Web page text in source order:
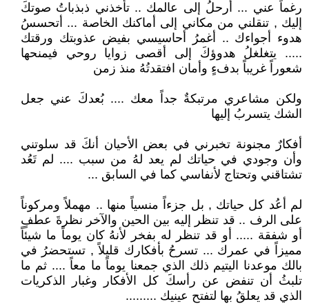
رغماً عني ... أرحلُ إلى عالمك .. تأخذني ذبذباتُ صوتكَ
إليك , تنقلني من مكاني إلى أماكنك الخاصة ... أتحسسُ
هدوء أجواءك .. أغمرُ أحاسيسي بفيض عذوبتك ورقتك
..... يتغلغلُ هدوؤكَ إلى أقصى زوايا روحي فيمنحها
شعوراً غريباً بدفءٍ وأمان افتقدتُهُ منذ زمن
ولكن مشاعري مرتبكةٌ جداً معك .... بُعدكَ عني جعل
الشك يتسربُ إليها
أفكارٌ مجنونة تخبرني في بعض الأحيان أنكَ قد سلوتني
وأن وجودي في حياتك لم يعد لهُ من سبب .... لم تَعُد
تشتاقني وتحتاج لأنفاسي كما في السابق ...
لم أعُد كل حياتك , بل جزءاً منسياً منها .. مهملاً ومركوناً
على الرف .. قد تنظر إليه بين الحين والآخر نظرةَ عطفٍ
أو شفقة ..... أو قد تنظر له بفخر لأنهُ كان يوماً ما شيئاً
مميزاً في عمرك ... تسرحُ بأفكارك قليلاً , تستحضرُ في
بالك موعدنا اليتيم ذلك الذي جمعنا يوماً ما معاً .... ثم ما
تلبثُ أن تنفض عن رأسكَ كل الأفكار وغبار الذكريات
الذي قد يعلقُ بها لتفتح عينيك .........